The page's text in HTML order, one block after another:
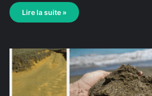
Lire la suite »